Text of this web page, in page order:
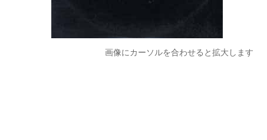
画像にカーソルを合わせると拡大します